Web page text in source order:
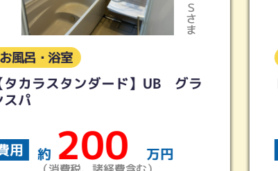
Ｓさま
お風呂・浴室
ＩＸＩＬ スパージュ
費用 約 150 万円